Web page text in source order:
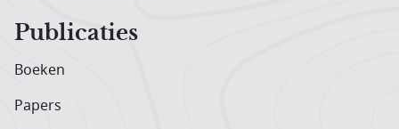
Publicaties
Boeken
Papers